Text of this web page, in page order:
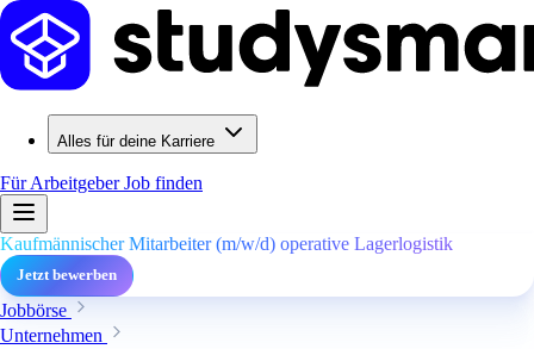
Alles für deine Karriere
Für ArbeitgeberJob finden
Kaufmännischer Mitarbeiter (m/w/d) operative Lagerlogistik
Jetzt bewerben
Jobbörse
Unternehmen